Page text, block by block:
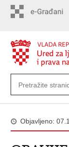
Objavljeno: